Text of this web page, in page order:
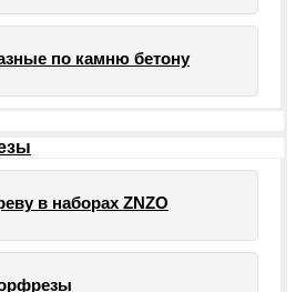
по камню бетону
в наборах ZNZO